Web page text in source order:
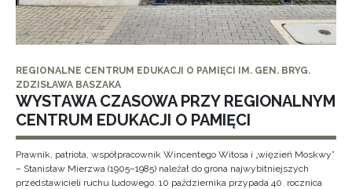
REGIONALNE CENTRUM EDUKACJI O PAMIĘCI IM. GEN. BRYG.
ZDZISŁAWA BASZAKA
WYSTAWA CZASOWA PRZY REGIONALNYM
CENTRUM EDUKACJI O PAMIĘCI
Prawnik, patriota, współpracownik Wincentego Witosa i „więzień Moskwy”
– Stanisław Mierzwa (1905–1985) należał do grona najwybitniejszych
przedstawicieli ruchu ludowego. 10 października przypada 40. rocznica